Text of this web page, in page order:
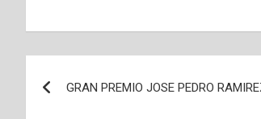
de
GRAN PREMIO JOSE PEDRO